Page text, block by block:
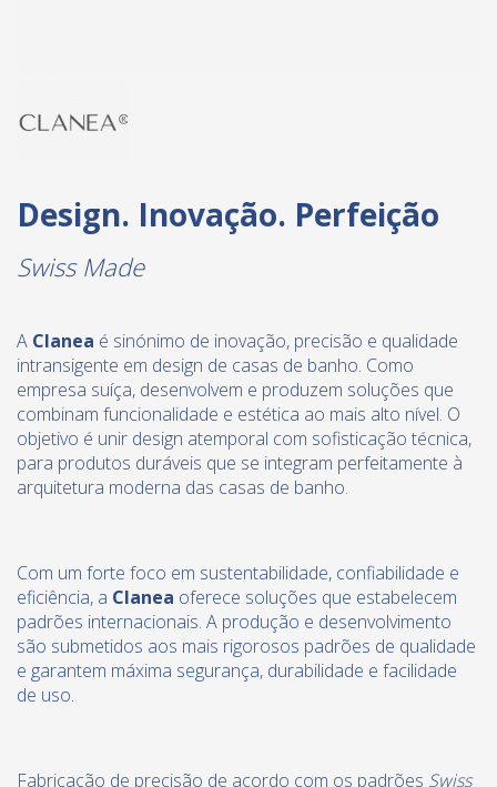
Design. Inovação. Perfeição
Swiss Made
A Clanea é sinónimo de inovação, precisão e qualidade
intransigente em design de casas de banho. Como
empresa suíça, desenvolvem e produzem soluções que
combinam funcionalidade e estética ao mais alto nível. O
objetivo é unir design atemporal com sofisticação técnica,
para produtos duráveis ​​que se integram perfeitamente à
arquitetura moderna das casas de banho.
Com um forte foco em sustentabilidade, confiabilidade e
eficiência, a Clanea oferece soluções que estabelecem
padrões internacionais. A produção e desenvolvimento
são submetidos aos mais rigorosos padrões de qualidade
e garantem máxima segurança, durabilidade e facilidade
de uso.
Fabricação de precisão de acordo com os padrões Swiss